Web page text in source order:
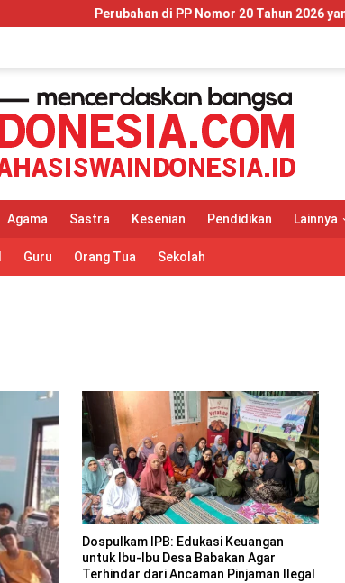
Perubahan di PP Nomor 20 Tahun 2026 yang Wajib
Agama Sastra Kesenian Pendidikan Lainnya
Guru Orang Tua Sekolah
Dospulkam IPB: Edukasi Keuangan
untuk Ibu-Ibu Desa Babakan Agar
Terhindar dari Ancaman Pinjaman Ilegal